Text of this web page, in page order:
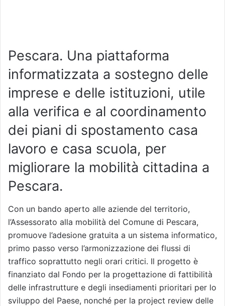
Pescara. Una piattaforma
informatizzata a sostegno delle
imprese e delle istituzioni, utile
alla verifica e al coordinamento
dei piani di spostamento casa
lavoro e casa scuola, per
migliorare la mobilità cittadina a
Pescara.
Con un bando aperto alle aziende del territorio,
l’Assessorato alla mobilità del Comune di Pescara,
promuove l’adesione gratuita a un sistema informatico,
primo passo verso l’armonizzazione dei flussi di
traffico soprattutto negli orari critici. Il progetto è
finanziato dal Fondo per la progettazione di fattibilità
delle infrastrutture e degli insediamenti prioritari per lo
sviluppo del Paese, nonché per la project review delle